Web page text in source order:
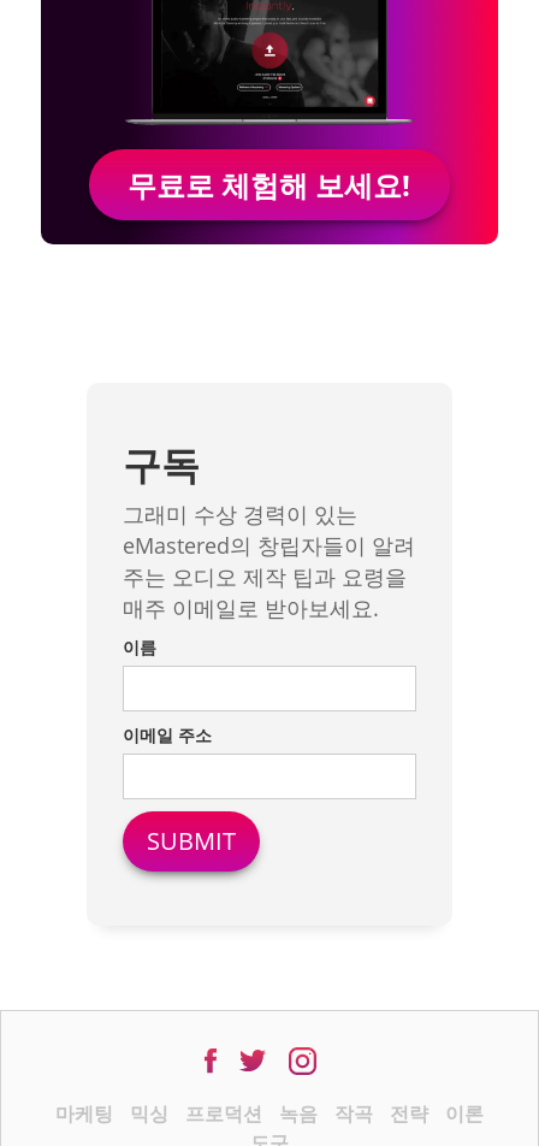
무료로 체험해 보세요!
구독
그래미 수상 경력이 있는
eMastered의 창립자들이 알려
주는 오디오 제작 팁과 요령을
매주 이메일로 받아보세요.
이름
이메일 주소
마케팅 믹싱 프로덕션 녹음 작곡 전략
이론